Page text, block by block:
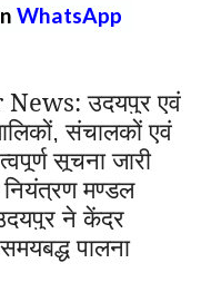
WhatsApp
News:उदयपुर एवं
,संचालकों एवं
सूचना जारी
मण्डल
ने केंद्र
पालना